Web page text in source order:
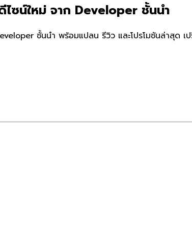
ไซน์ใหม่ จาก Developer ชั้นนำ
ชั้นนำ พร้อมแปลน รีวิว และโปรโมชันล่าสุด เ